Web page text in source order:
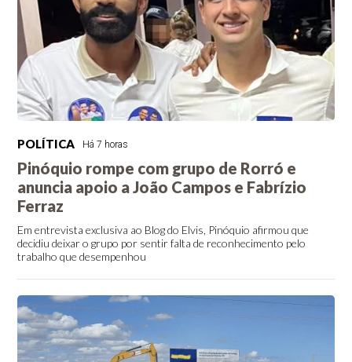
POLÍTICA Há 7 horas
Pinóquio rompe com grupo de Rorró e
anuncia apoio a João Campos e Fabrízio
Ferraz
Em entrevista exclusiva ao Blog do Elvis, Pinóquio afirmou que
decidiu deixar o grupo por sentir falta de reconhecimento pelo
trabalho que desempenhou